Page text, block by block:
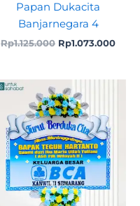
Papan Dukacita
Banjarnegara 4
Rp1.125.000 Rp1.073.000
price
was:
Rp668.000.